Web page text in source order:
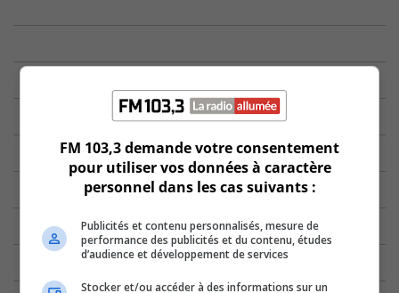
FM 103,3 demande votre consentement
pour utiliser vos données à caractère
personnel dans les cas suivants :
Publicités et contenu personnalisés, mesure de
performance des publicités et du contenu, études
d’audience et développement de services
Stocker et/ou accéder à des informations sur un